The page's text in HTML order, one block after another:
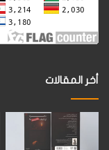
أخر المقالات